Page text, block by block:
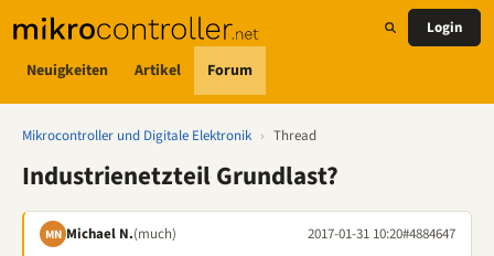
Neuigkeiten Artikel Forum
Login
Mikrocontroller und Digitale Elektronik › Thread
Industrienetzteil Grundlast?
MN Michael N.(much) 2017-01-31 10:20#4884647